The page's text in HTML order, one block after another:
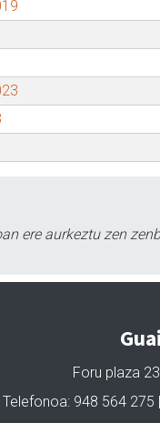
ere aurkeztu zen
Foru plaza
Telefonoa: 948 564 275